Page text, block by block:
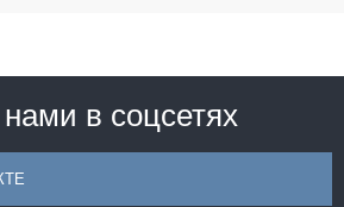
в соцсетях